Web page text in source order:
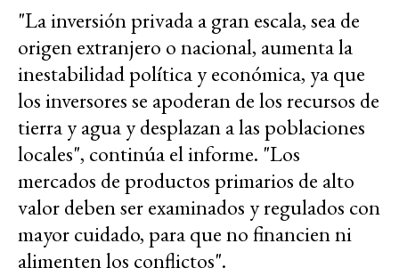
"La inversión privada a gran escala, sea de
origen extranjero o nacional, aumenta la
inestabilidad política y económica, ya que
los inversores se apoderan de los recursos de
tierra y agua y desplazan a las poblaciones
locales", continúa el informe. "Los
mercados de productos primarios de alto
valor deben ser examinados y regulados con
mayor cuidado, para que no financien ni
alimenten los conflictos".